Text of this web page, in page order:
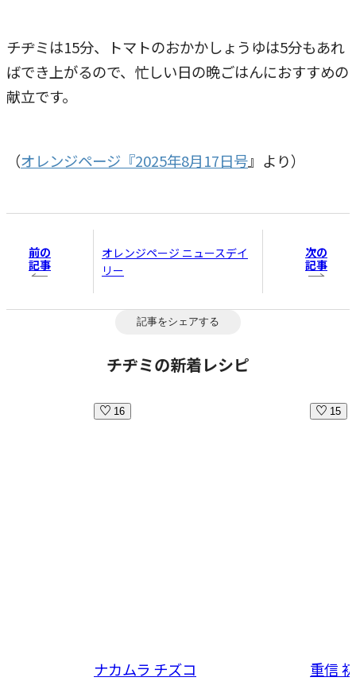
チヂミは15分、トマトのおかかしょうゆは5分もあれ
ばでき上がるので、忙しい日の晩ごはんにおすすめの
献立です。
（オレンジページ『2025年8月17日号』より）
前の
記事
オレンジページ ニュースデイ
リー
次の
記事
記事をシェアする
チヂミの新着レシピ
16
ナカムラ チズコ
15
重信